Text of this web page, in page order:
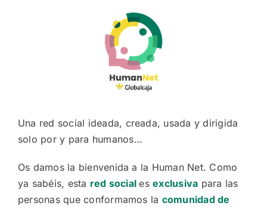
Una red social ideada, creada, usada y dirigida
solo por y para humanos…
Os damos la bienvenida a la Human Net. Como
ya sabéis, esta red socialesexclusiva para las
personas que conformamos la comunidad de